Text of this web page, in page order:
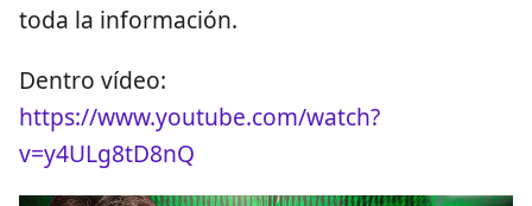
toda la información.
Dentro vídeo:
https://www.youtube.com/watch?
v=y4ULg8tD8nQ